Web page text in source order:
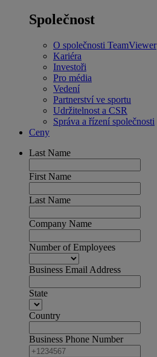
Společnost
O společnosti TeamViewer
Kariéra
Investoři
Pro média
Vedení
Partnerství ve sportu
Udržitelnost a CSR
Správa a řízení společnosti
Ceny
Last Name
First Name
Last Name
Company Name
Number of Employees
Business Email Address
State
Country
Business Phone Number